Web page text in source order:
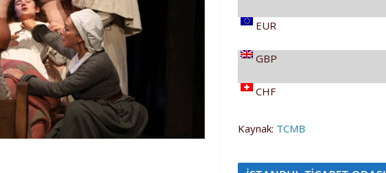
EUR
GBP
CHF
Kaynak: TCMB